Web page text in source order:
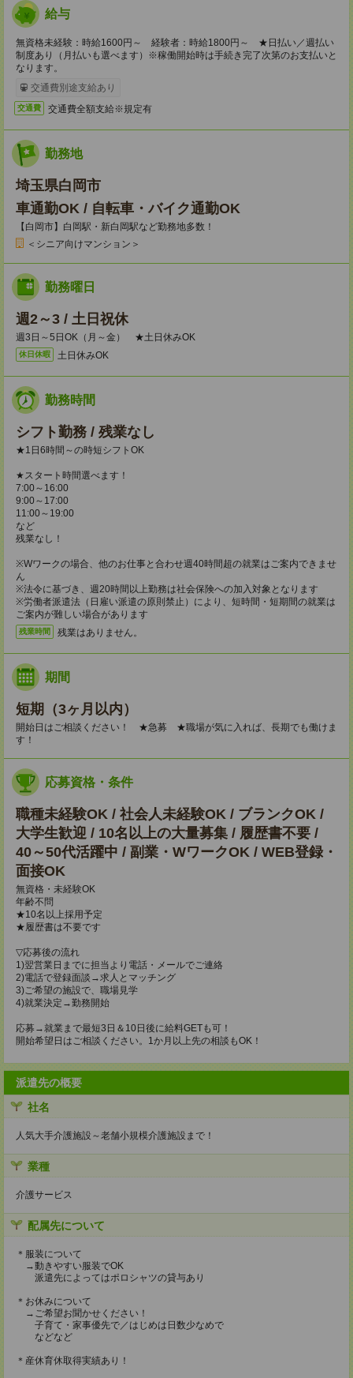
給与
無資格未経験：時給1600円～ 経験者：時給1800円～ ★日払い／週払い
制度あり（月払いも選べます）※稼働開始時は手続き完了次第のお支払いと
なります。
交通費別途支給あり
交通費 交通費全額支給※規定有
勤務地
埼玉県白岡市
車通勤OK / 自転車・バイク通勤OK
【白岡市】白岡駅・新白岡駅など勤務地多数！
＜シニア向けマンション＞
勤務曜日
週2～3 / 土日祝休
週3日～5日OK（月～金） ★土日休みOK
休日休暇 土日休みOK
勤務時間
シフト勤務 / 残業なし
★1日6時間～の時短シフトOK
★スタート時間選べます！
7:00～16:00
9:00～17:00
11:00～19:00
など
残業なし！
※Wワークの場合、他のお仕事と合わせ週40時間超の就業はご案内できませ
ん
※法令に基づき、週20時間以上勤務は社会保険への加入対象となります
※労働者派遣法（日雇い派遣の原則禁止）により、短時間・短期間の就業は
ご案内が難しい場合があります
残業時間 残業はありません。
期間
短期（3ヶ月以内）
開始日はご相談ください！ ★急募 ★職場が気に入れば、長期でも働けま
す！
応募資格・条件
職種未経験OK / 社会人未経験OK / ブランクOK /
大学生歓迎 / 10名以上の大量募集 / 履歴書不要 /
40～50代活躍中 / 副業・WワークOK / WEB登録・
面接OK
無資格・未経験OK
年齢不問
★10名以上採用予定
★履歴書は不要です
▽応募後の流れ
1)翌営業日までに担当より電話・メールでご連絡
2)電話で登録面談→求人とマッチング
3)ご希望の施設で、職場見学
4)就業決定→勤務開始
応募→就業まで最短3日＆10日後に給料GETも可！
開始希望日はご相談ください。1か月以上先の相談もOK！
派遣先の概要
社名
人気大手介護施設～老舗小規模介護施設まで！
業種
介護サービス
配属先について
＊服装について
→動きやすい服装でOK
派遣先によってはポロシャツの貸与あり
＊お休みについて
→ご希望お聞かせください！
子育て・家事優先で／はじめは日数少なめで
などなど
＊産休育休取得実績あり！